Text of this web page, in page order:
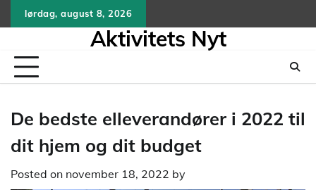
to
lørdag, august 8, 2026
Aktivitets Nyt
De bedste elleverandører i 2022 til
dit hjem og dit budget
Posted on november 18, 2022 by